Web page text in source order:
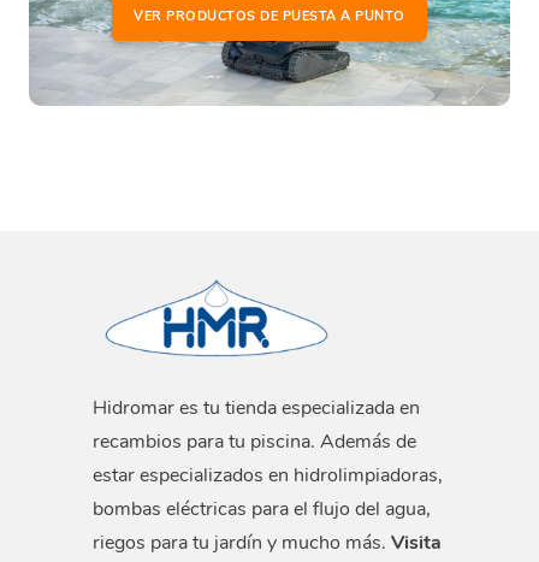
VER PRODUCTOS DE PUESTA A PUNTO
Hidromar es tu tienda especializada en
recambios para tu piscina. Además de
estar especializados en hidrolimpiadoras,
bombas eléctricas para el flujo del agua,
riegos para tu jardín y mucho más. Visita